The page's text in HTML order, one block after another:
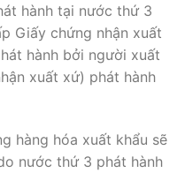
hành tại nước thứ 3
Giấy chứng nhận xuất
hành bởi người xuất
xuất xứ) phát hành
hàng hóa xuất khẩu sẽ
nước thứ 3 phát hành